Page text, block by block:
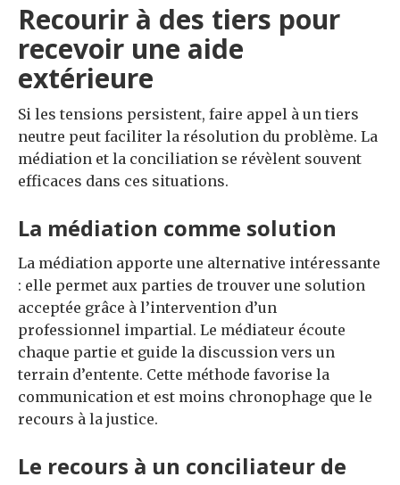
Recourir à des tiers pour
recevoir une aide
extérieure
Si les tensions persistent, faire appel à un tiers
neutre peut faciliter la résolution du problème. La
médiation et la conciliation se révèlent souvent
efficaces dans ces situations.
La médiation comme solution
La médiation apporte une alternative intéressante
: elle permet aux parties de trouver une solution
acceptée grâce à l’intervention d’un
professionnel impartial. Le médiateur écoute
chaque partie et guide la discussion vers un
terrain d’entente. Cette méthode favorise la
communication et est moins chronophage que le
recours à la justice.
Le recours à un conciliateur de